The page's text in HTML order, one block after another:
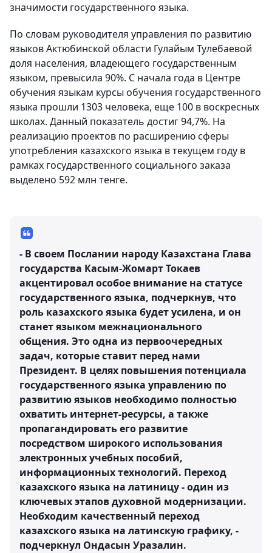
значимости государственного языка.
По словам руководителя управления по развитию
языков Актюбинской области Гулайым Тулебаевой
доля населения, владеющего государственным
языком, превысила 90%. С начала года в Центре
обучения языкам курсы обучения государственного
языка прошли 1303 человека, еще 100 в воскресных
школах. Данный показатель достиг 94,7%. На
реализацию проектов по расширению сферы
употребления казахского языка в текущем году в
рамках государственного социального заказа
выделено 592 млн тенге.
- В своем Послании народу Казахстана Глава
государства Касым-Жомарт Токаев
акцентировал особое внимание на статусе
государственного языка, подчеркнув, что
роль казахского языка будет усилена, и он
станет языком межнационального
общения. Это одна из первоочередных
задач, которые ставит перед нами
Президент. В целях повышения потенциала
государственного языка управлению по
развитию языков необходимо полностью
охватить интернет-ресурсы, а также
пропагандировать его развитие
посредством широкого использования
электронных учебных пособий,
информационных технологий. Переход
казахского языка на латиницу - один из
ключевых этапов духовной модернизации.
Необходим качественный переход
казахского языка на латинскую графику, -
подчеркнул Ондасын Уразалин.